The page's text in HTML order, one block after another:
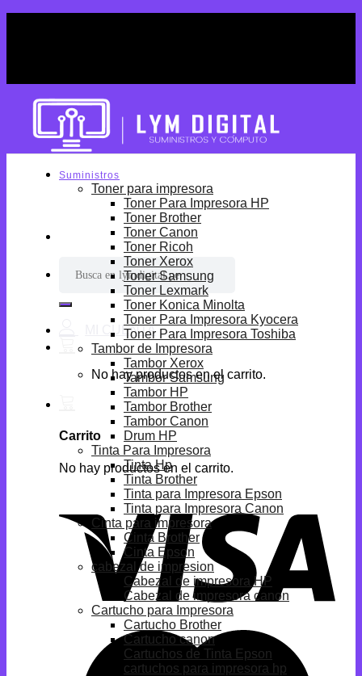
por:
No hay productos en el carrito.
Carrito
No hay productos en el carrito.
Suministros
Toner para impresora
Toner Para Impresora HP
Toner Brother
Toner Canon
Toner Ricoh
Toner Xerox
Toner Samsung
Toner Lexmark
Toner Konica Minolta
Toner Para Impresora Kyocera
Toner Para Impresora Toshiba
Tambor de Impresora
Tambor Xerox
Tambor Samsung
Tambor HP
Tambor Brother
Tambor Canon
Drum HP
Tinta Para Impresora
Tinta Hp
Tinta Brother
Tinta para Impresora Epson
Tinta para Impresora Canon
Cinta para impresora
Cinta Brother
Cinta Epson
cabezal de impresion
Cabezal de impresora HP
Cabezal de impresora canon
Cartucho para Impresora
Cartucho Brother
Cartucho canon
Cartuchos de Tinta Epson
cartuchos para impresora hp